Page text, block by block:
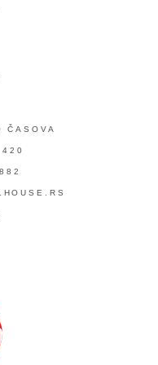
ČASOVA